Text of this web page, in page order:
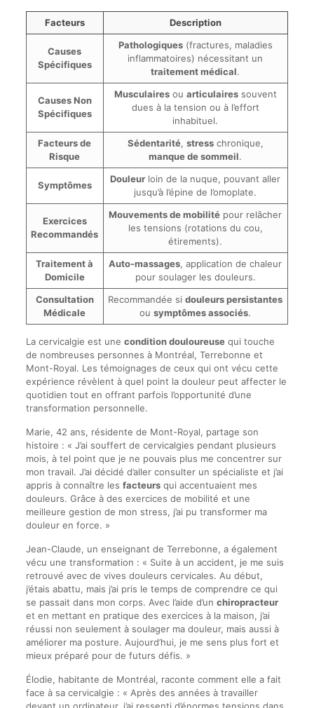
Facteurs Description
Causes
Spécifiques
Pathologiques(fractures, maladies
inflammatoires) nécessitant un
traitement médical.
Causes Non
Spécifiques
Musculairesou articulairessouvent
dues à la tension ou à l’effort
inhabituel.
Facteurs de
Risque
Sédentarité, stresschronique,
manque de sommeil.
Symptômes
Douleur loin de la nuque, pouvant aller
jusqu’à l’épine de l’omoplate.
Exercices
Recommandés
Mouvements de mobilité pour relâcher
les tensions (rotations du cou,
étirements).
Traitement à
Domicile
Auto-massages, application de chaleur
pour soulager les douleurs.
Consultation
Médicale
Recommandée sidouleurs persistantes
ousymptômes associés.
La cervicalgie est une condition douloureusequi touche
de nombreuses personnes à Montréal, Terrebonne et
Mont-Royal. Les témoignages de ceux qui ont vécu cette
expérience révèlent à quel point la douleur peut affecter le
quotidien tout en offrant parfois l’opportunité d’une
transformation personnelle.
Marie, 42 ans, résidente de Mont-Royal, partage son
histoire : « J’ai souffert de cervicalgies pendant plusieurs
mois, à tel point que je ne pouvais plus me concentrer sur
mon travail. J’ai décidé d’aller consulter un spécialiste et j’ai
appris à connaître les facteursqui accentuaient mes
douleurs. Grâce à des exercices de mobilité et une
meilleure gestion de mon stress, j’ai pu transformer ma
douleur en force. »
Jean-Claude, un enseignant de Terrebonne, a également
vécu une transformation : « Suite à un accident, je me suis
retrouvé avec de vives douleurs cervicales. Au début,
j’étais abattu, mais j’ai pris le temps de comprendre ce qui
se passait dans mon corps. Avec l’aide d’un chiropracteur
et en mettant en pratique des exercices à la maison, j’ai
réussi non seulement à soulager ma douleur, mais aussi à
améliorer ma posture. Aujourd’hui, je me sens plus fort et
mieux préparé pour de futurs défis. »
Élodie, habitante de Montréal, raconte comment elle a fait
face à sa cervicalgie : « Après des années à travailler